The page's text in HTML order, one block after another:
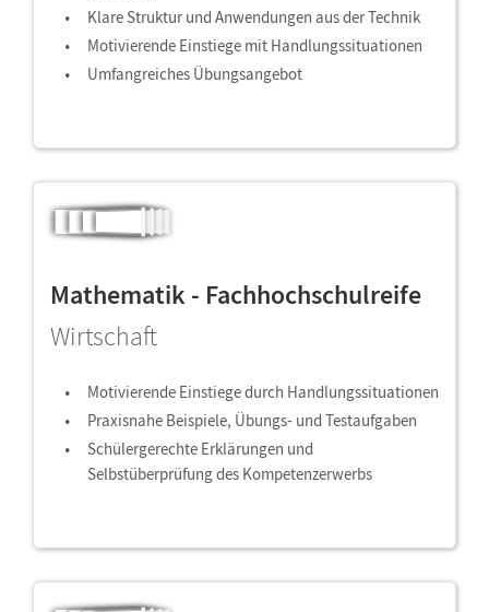
Klare Struktur und Anwendungen aus der Technik
Motivierende Einstiege mit Handlungssituationen
Umfangreiches Übungsangebot
Mathematik - Fachhochschulreife
Wirtschaft
Motivierende Einstiege durch Handlungssituationen
Praxisnahe Beispiele, Übungs- und Testaufgaben
Schülergerechte Erklärungen und
Selbstüberprüfung des Kompetenzerwerbs